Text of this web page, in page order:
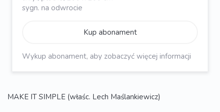
sygn. na odwrocie
Kup abonament
Wykup abonament, aby zobaczyć więcej informacji
MAKE IT SIMPLE (właśc. Lech Maślankiewicz)